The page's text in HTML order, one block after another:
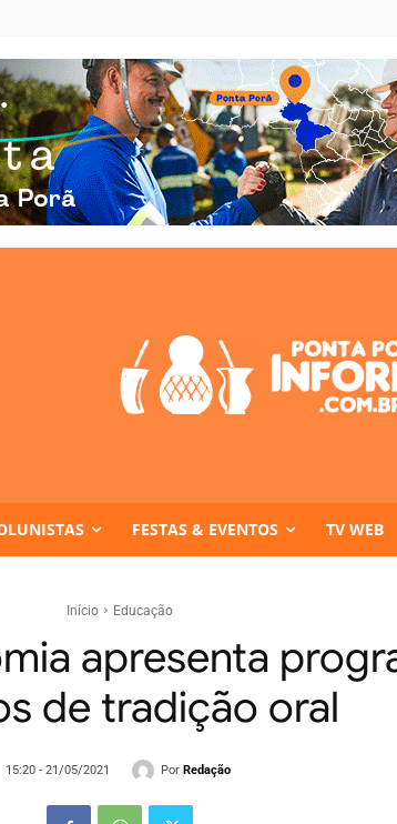
FESTAS & EVENTOS TV WEB
Início Educação
apresenta
de tradição oral
15:20 - 21/05/2021 Por Redação